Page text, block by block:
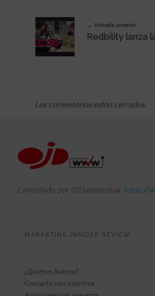
Entrada anterior
Los comentarios están cerrados.
Controlado por OJDinteractiva: https://
MARKETING INSIDER REVIEW
¿Quiénes Somos?
Contacte con nosotros